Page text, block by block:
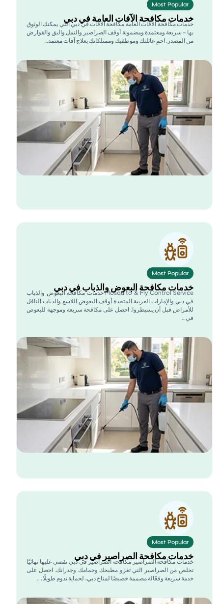
Most Popular
مكافحة الآفات العامة في دبي
مكافحة الآفات العامة مكافحة الآفات في دبي التي يمكنك الوثوق
– سريعة ومعتمدة ومضمونة أوقف الصراصير والنمل والبق والقوارض
المصدر. احمِ عائلتك وموظفيك وممتلكاتك بعلاج آفات معتمد…
Most Popular
مكافحة البعوض والذباب في دبي
Mosquito & Fly Control Service خدمات مكافحة البعوض والذباب
دبي والإمارات العربية المتحدة أوقف البعوض اللاسع والذباب الناقل
قبل أن يسيطروا. احصل على مكافحة سريعة وموجهة للبعوض
Most Popular
مكافحة الصراصير في دبي
مكافحة الصراصير مكافحة الصراصير في دبي تقضي عليها نهائيًا
من الصراصير التي تغزو مطبخك وحمامك وجدرانك. احصل على
سريعة وفعّالة مصممة خصيصًا لمناخ دبي، لحماية تدوم طويلًا،…